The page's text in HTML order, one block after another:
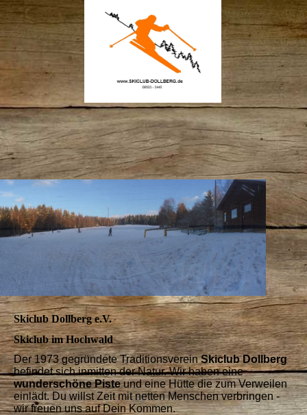
Skiclub Dollberg e.V.
Skiclub im Hochwald
Der 1973 gegründete TraditionsvereinSkiclub Dollberg
befindet sich inmitten der Natur. Wir haben eine
wunderschöne Pisteund eine Hütte die zum Verweilen
einlädt. Du willst Zeit mit netten Menschen verbringen -
wir freuen uns auf Dein Kommen.